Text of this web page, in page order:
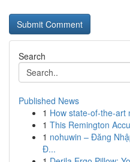
Search
Published News
1 How state-of-the-art
1 This Remington
1 nohuwin – Đăng
Đ...